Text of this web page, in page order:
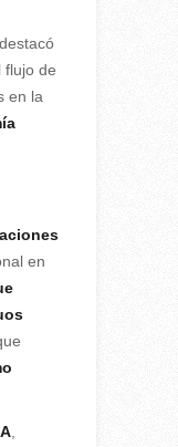
flujo de
en la
en
,